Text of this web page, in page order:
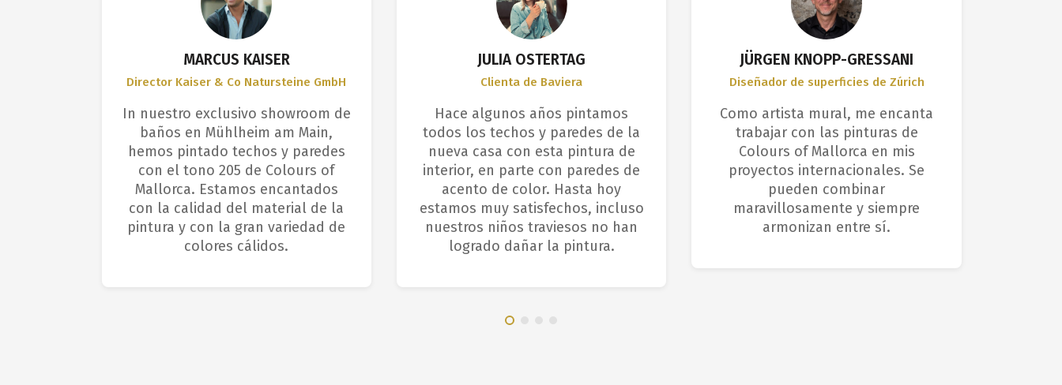
MARCUS KAISER
Director Kaiser & Co Natursteine GmbH
In nuestro exclusivo showroom de
baños en Mühlheim am Main,
hemos pintado techos y paredes
con el tono 205 de Colours of
Mallorca. Estamos encantados
con la calidad del material de la
pintura y con la gran variedad de
colores cálidos.
JULIA OSTERTAG
Clienta de Baviera
Hace algunos años pintamos
todos los techos y paredes de la
nueva casa con esta pintura de
interior, en parte con paredes de
acento de color. Hasta hoy
estamos muy satisfechos, incluso
nuestros niños traviesos no han
logrado dañar la pintura.
JÜRGEN KNOPP-GRESSANI
Diseñador de superficies de Zúrich
Como artista mural, me encanta
trabajar con las pinturas de
Colours of Mallorca en mis
proyectos internacionales. Se
pueden combinar
maravillosamente y siempre
armonizan entre sí.